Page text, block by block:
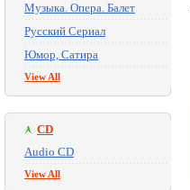
Музыка. Опера. Балет
Русский Сериал
Юмор, Сатира
View All
CD
Audio CD
View All